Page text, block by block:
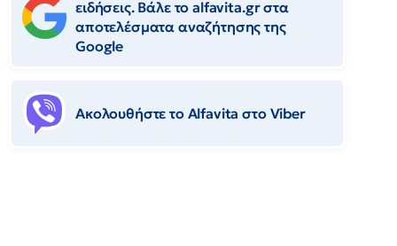
ειδήσεις. Βάλε το alfavita.gr στα
αποτελέσματα αναζήτησης της
Google
Ακολουθήστε το Αlfavita στο Viber